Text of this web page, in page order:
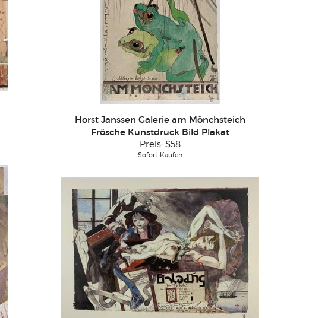
Horst Janssen Galerie am Mönchsteich
Frösche Kunstdruck Bild Plakat
Preis: $58
Sofort-Kaufen